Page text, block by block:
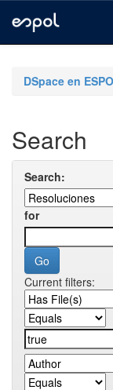
navigationDSpace en
Search
Search:
for
Current filters: